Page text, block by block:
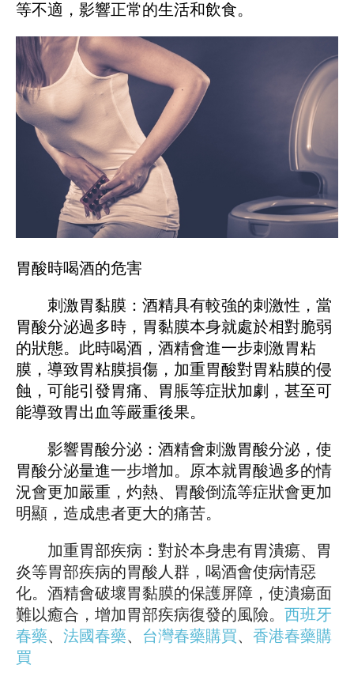
等不適，影響正常的生活和飲食。
胃酸時喝酒的危害
刺激胃黏膜：酒精具有較強的刺激性，當
胃酸分泌過多時，胃黏膜本身就處於相對脆弱
的狀態。此時喝酒，酒精會進一步刺激胃粘
膜，導致胃粘膜損傷，加重胃酸對胃粘膜的侵
蝕，可能引發胃痛、胃脹等症狀加劇，甚至可
能導致胃出血等嚴重後果。
影響胃酸分泌：酒精會刺激胃酸分泌，使
胃酸分泌量進一步增加。原本就胃酸過多的情
況會更加嚴重，灼熱、胃酸倒流等症狀會更加
明顯，造成患者更大的痛苦。
加重胃部疾病：對於本身患有胃潰瘍、胃
炎等胃部疾病的胃酸人群，喝酒會使病情惡
化。酒精會破壞胃黏膜的保護屏障，使潰瘍面
難以癒合，增加胃部疾病復發的風險。 西班牙
春藥、 法國春藥、 台灣春藥購買、 香港春藥購
買